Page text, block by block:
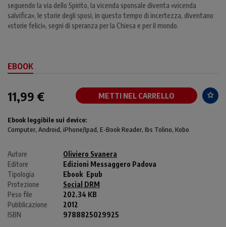
seguendo la via dello Spirito, la vicenda sponsale diventa «vicenda
salvifica», le storie degli sposi, in questo tempo di incertezza, diventano
«storie felici», segni di speranza per la Chiesa e per il mondo.
EBOOK
11,99 € METTI NEL CARRELLO
Ebook leggibile sui device:
Computer, Android, iPhone/Ipad, E-Book Reader, Ibs Tolino, Kobo
Autore
Oliviero Svanera
Editore
Edizioni Messaggero Padova
Tipologia
Ebook Epub
Protezione
Social DRM
Peso file
202.34 KB
Pubblicazione
2012
ISBN
9788825029925